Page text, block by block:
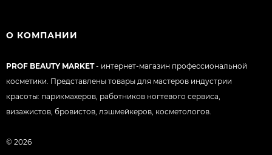
О КОМПАНИИ
PROF BEAUTY MARKET- интернет-магазин профессиональной
косметики. Представлены товары для мастеров индустрии
красоты: парикмахеров, работников ногтевого сервиса,
визажистов, бровистов, лэшмейкеров, косметологов.
© 2026